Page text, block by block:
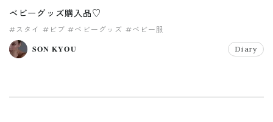
ベビーグッズ購入品♡
#スタイ #ビブ #ベビーグッズ #ベビー服
𝐒𝐎𝐍 𝐊𝐘𝐎𝐔 Diary